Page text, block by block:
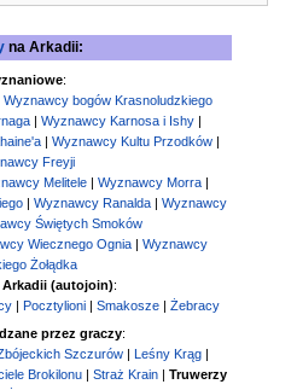
na Arkadii:
:
Wyznawcy bogów Krasnoludzkiego
| Wyznawcy Karnosa i Ishy |
| Wyznawcy Kultu Przodków |
Freyji
Melitele| Wyznawcy Morra|
| Wyznawcy Ranalda | Wyznawcy
Świętych Smoków
Wiecznego Ognia | Wyznawcy
Żołądka
(autojoin):
| Pocztylioni| Smakosze| Żebracy
przez graczy:
Szczurów| Leśny Krąg|
Brokilonu | Straż Krain | Truwerzy